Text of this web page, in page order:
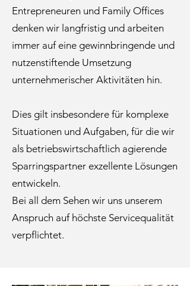
Entrepreneuren und Family Offices
denken wir langfristig und arbeiten
immer auf eine gewinnbringende und
nutzenstiftende Umsetzung
unternehmerischer Aktivitäten hin.
Dies gilt insbesondere für komplexe
Situationen und Aufgaben, für die wir
als betriebswirtschaftlich agierende
Sparringspartner exzellente Lösungen
entwickeln.
Bei all dem Sehen wir uns unserem
Anspruch auf höchste Servicequalität
verpflichtet.